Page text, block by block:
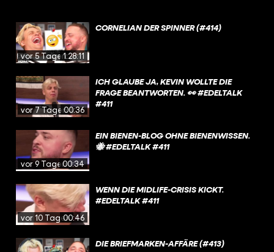
vor 5 Tagen1:28:11
CORNELIAN DER SPINNER (#414)
vor 7 Tagen00:36
ICH GLAUBE JA, KEVIN WOLLTE DIE
FRAGE BEANTWORTEN. 👀 #EDELTALK
#411
vor 9 Tagen00:34
EIN BIENEN-BLOG OHNE BIENENWISSEN.
🐝 #EDELTALK #411
vor 10 Tagen00:46
WENN DIE MIDLIFE-CRISIS KICKT.
#EDELTALK #411
DIE BRIEFMARKEN-AFFÄRE (#413)